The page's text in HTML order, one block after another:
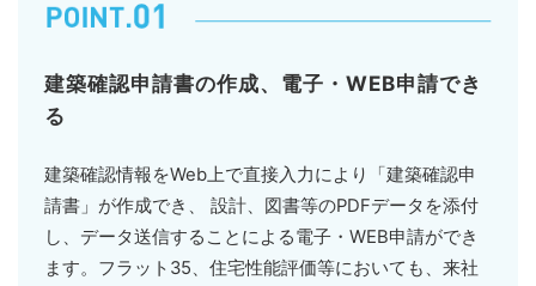
建築確認申請書の作成、電子・WEB申請でき
る
建築確認情報をWeb上で直接入力により「建築確認申
請書」が作成でき、 設計、図書等のPDFデータを添付
し、データ送信することによる電子・WEB申請ができ
ます。フラット35、住宅性能評価等においても、来社